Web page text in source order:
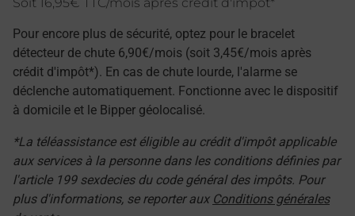
Pour encore plus de sécurité, optez pour le bracelet
détecteur de chute 6,90€/mois (soit 3,45€/mois après
crédit d'impôt*). En cas de chute lourde, l'alarme se
déclenche automatiquement. Fonctionne avec le dispositif
à domicile et le Bipper géolocalisé.
*La téléassistance est éligible au crédit d'impôt applicable
aux services à la personne dans les conditions définies par
l'article 199 sexdecies du code général des impôts. Pour
plus d'informations, se reporter aux Conditions générales